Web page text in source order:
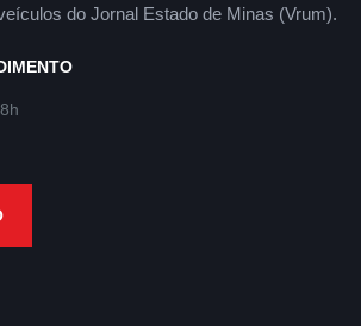
do Jornal Estado de Minas (Vrum).